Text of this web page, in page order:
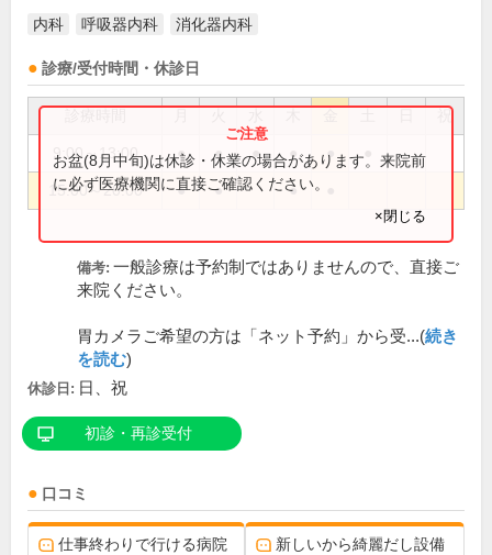
内科 呼吸器内科 消化器内科
診療/受付時間・休診日
祝
9:00～13:00 ● ● ● ● ●
15:00～20:00 ● ● ●
お盆(8月中旬)は休診・休業の場合があります。来院前
に必ず医療機関に直接ご確認ください。
×閉じる
備考: 一般診療は予約制ではありませんので、直接ご
来院ください。
胃カメラご希望の方は「ネット予約」から受...(続き
を読む)
休診日: 日、祝
初診・再診受付
口コミ
仕事終わりで行ける病院
新しいから綺麗だし設備